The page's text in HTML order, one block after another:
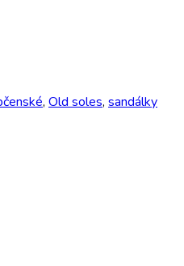
, Old soles, sandálky